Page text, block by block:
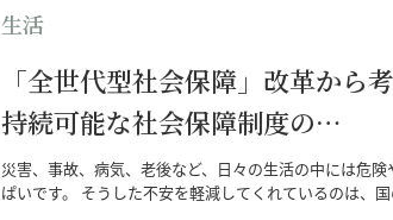
生活
「全世代型社会保障」改革から考
持続可能な社会保障制度の…
災害、事故、病気、老後など、日々の生活の中には危険
ぱいです。 そうした不安を軽減してくれているのは、